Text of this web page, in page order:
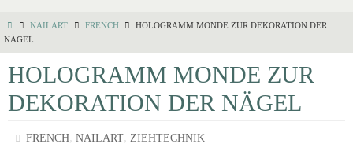
NAILART FRENCH
HOLOGRAMM MONDE ZUR DEKORATION DER
NÄGEL
HOLOGRAMM MONDE ZUR
DEKORATION DER NÄGEL
FRENCH,NAILART, ZIEHTECHNIK